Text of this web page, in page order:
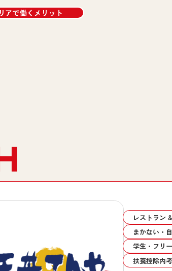
アで働くメリット
レストラン
まかない・
学生・フリ
扶養控除内